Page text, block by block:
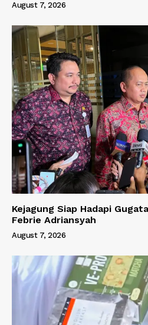
August 7, 2026
Kejagung Siap Hadapi
Febrie Adriansyah
August 7, 2026